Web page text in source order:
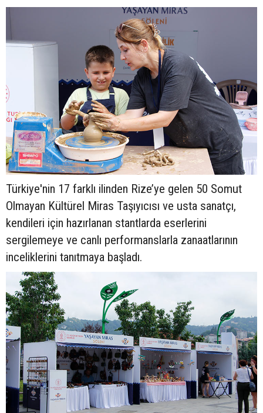
Türkiye'nin 17 farklı ilinden Rize’ye gelen 50 Somut
Olmayan Kültürel Miras Taşıyıcısı ve usta sanatçı,
kendileri için hazırlanan stantlarda eserlerini
sergilemeye ve canlı performanslarla zanaatlarının
inceliklerini tanıtmaya başladı.